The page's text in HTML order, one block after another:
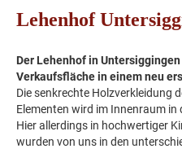
Lehenhof
Der Lehenhof in
Verkaufsfläche in einem neu
Die senkrechte Holzverkleidung
Elementen wird im Innenraum
Hier allerdings in hochwertiger
wurden von uns in den